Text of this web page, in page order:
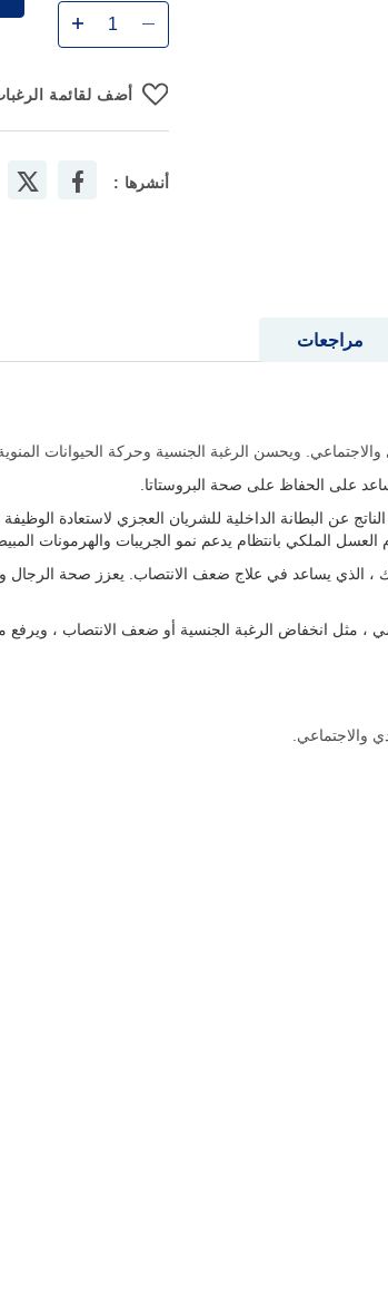
أضف لقائمة
أنشرها :
ويحسن الرغبة الجنسية وحركة الحيوانات المنوية
على الحفاظ على صحة البروستاتا.
عن البطانة الداخلية للشريان العجزي لاستعادة
العسل الملكي بانتظام يدعم نمو الجريبات والهرمونات
، الذي يساعد في علاج ضعف الانتصاب. يعزز صحة الرجال
، مثل انخفاض الرغبة الجنسية أو ضعف الانتصاب ، ويرفع
والاجتماعي.
مراجعات